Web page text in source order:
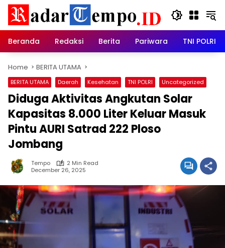
Skip
content
Beranda
Redaksi Berita Pariwara TNI POLRI
Home BERITA UTAMA
BERITA UTAMA Daerah Kesehatan TNI POLRI Uncategorized
Diduga Aktivitas Angkutan Solar
Kapasitas 8.000 Liter Keluar Masuk
Pintu AURI Satrad 222 Ploso
Jombang
Tempo
2 Min Read
December 26, 2025